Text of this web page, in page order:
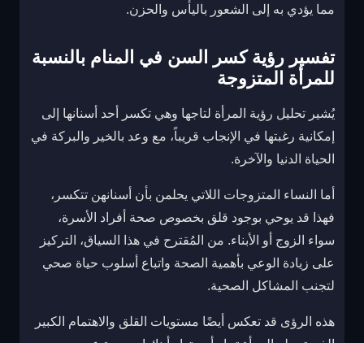
مما يؤدي به إلى الشعور باليأس والحزن.
تفسير رؤية كسر السن في المنام بالنسبة
للمرأة المتزوجة
يُشير تحليل رؤية المرأة لتاجها وهي تكسر أحد أسنانها إلى
إمكانية رغبتها في الإنجاب قريباً، مع وعد بالخير والبركة في
الحياة الدنيا والآخرة.
أما النساء المتزوجات اللاتي يحلمن بأن أسنانهن تتكسر،
فهذا قد يوحي بوجود قلق بخصوص صحة أفراد الأسرة،
سواء الزوج أو الأبناء. من المُقترح في هذا السياق، التركيز
على زيادة الوعي بأهمية الصحة واتباع أسلوب حياة صحي
لتجنب المشاكل الصحية.
هذه الرؤى قد تعكس أيضًا مستويات القلق والاهتمام الكبير